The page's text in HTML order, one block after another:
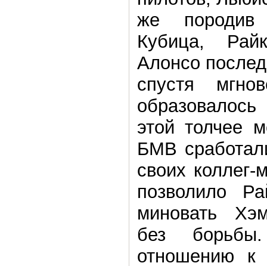
же породив
Кубица,
Алонсо
спустя
этой толчее
БМВ
своих коллег-
позволило
миновать
без
отношению к